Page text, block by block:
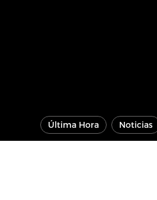
Última Hora Noticias